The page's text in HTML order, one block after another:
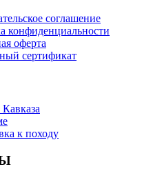
соглашение
конфиденциальности
оферта
сертификат
к походу